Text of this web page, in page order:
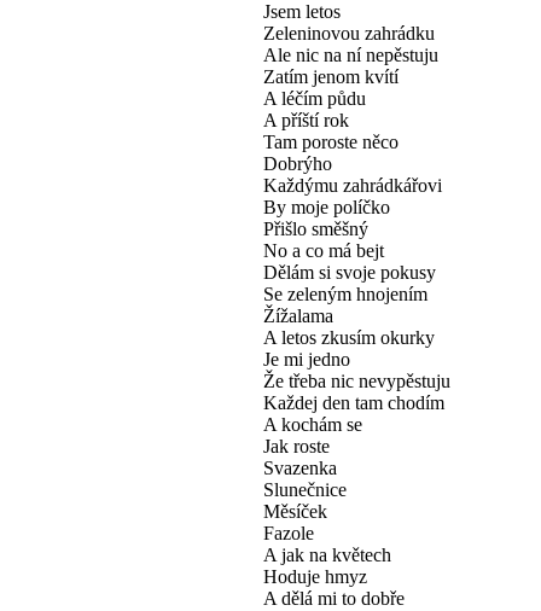
Jsem letos
Zeleninovou zahrádku
Ale nic na ní nepěstuju
Zatím jenom kvítí
A léčím půdu
A příští rok
Tam poroste něco
Dobrýho
Každýmu zahrádkářovi
By moje políčko
Přišlo směšný
No a co má bejt
Dělám si svoje pokusy
Se zeleným hnojením
Žížalama
A letos zkusím okurky
Je mi jedno
Že třeba nic nevypěstuju
Každej den tam chodím
A kochám se
Jak roste
Svazenka
Slunečnice
Měsíček
Fazole
A jak na květech
Hoduje hmyz
A dělá mi to dobře